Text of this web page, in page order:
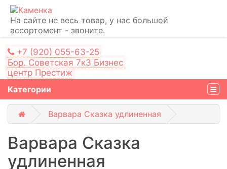
На сайте не весь товар, у нас большой
ассортомент - звоните.
+7 (920) 055-63-25
Бор. Советская 7к3 Бизнес
центр Престиж
Категории
Варвара Сказка удлиненная
Варвара Сказка
удлиненная